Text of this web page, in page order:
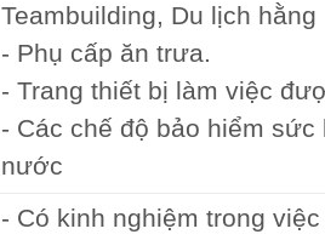
Teambuilding, Du lịch hằng
- Phụ cấp ăn trưa.
- Trang thiết bị làm việc
- Các chế độ bảo hiểm
nước
- Có kinh nghiệm trong